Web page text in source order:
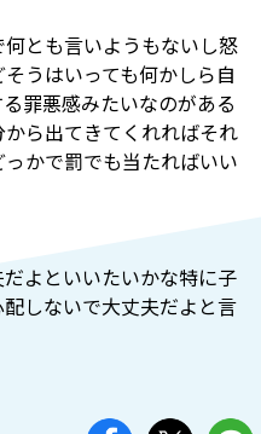
何とも言いようもないし怒
うはいっても何かしら自
罪悪感みたいなのがある
ら出てきてくれればそれ
かで罰でも当たればいい
だよといいたいかな特に子
しないで大丈夫だよと言